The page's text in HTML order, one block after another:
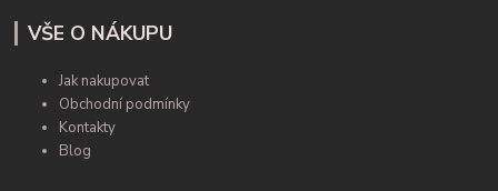
VŠE O NÁKUPU
Jak nakupovat
Obchodní podmínky
Kontakty
Blog